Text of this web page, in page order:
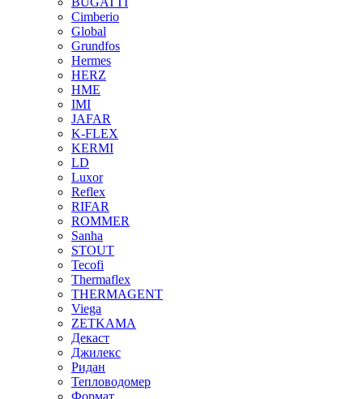
Cimberio
Global
Grundfos
Hermes
HERZ
HME
IMI
JAFAR
K-FLEX
KERMI
LD
Luxor
Reflex
RIFAR
ROMMER
Sanha
STOUT
Tecofi
Thermaflex
THERMAGENT
Viega
ZETKAMA
Декаст
Джилекс
Ридан
Тепловодомер
Формат